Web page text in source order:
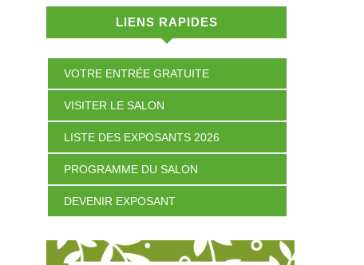
LIENS RAPIDES
VOTRE ENTRÉE GRATUITE
VISITER LE SALON
LISTE DES EXPOSANTS 2026
PROGRAMME DU SALON
DEVENIR EXPOSANT